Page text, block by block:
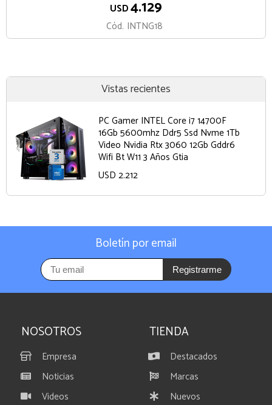
USD4.129
Cód. INTNG18
Vistas recientes
PC Gamer INTEL Core i7 14700F
16Gb 5600mhz Ddr5 Ssd Nvme 1Tb
Video Nvidia Rtx 3060 12Gb Gddr6
Wifi Bt W11 3 Años Gtia
USD 2.212
Boletín por email
Registrarme
NOSOTROS
Empresa
Noticias
Videos
TIENDA
Destacados
Marcas
Nuevos